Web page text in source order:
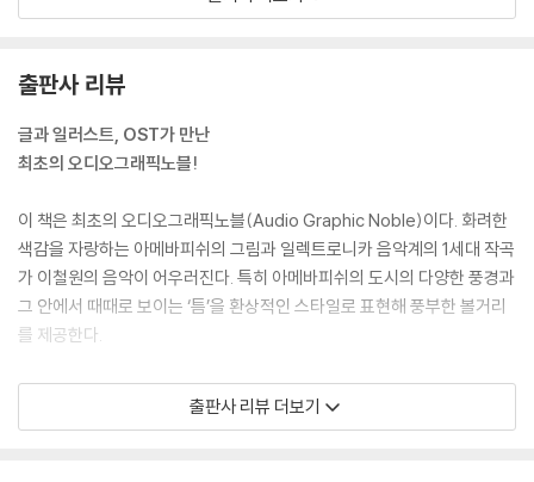
소심하다는 것은 상처가 많다는 것이다.
미연에 그것을 방지한다
--- p.80
고민과 질문 : 내가 지금 왜 이렇게 괴롭지?
정답 : 들켰을까 봐!
고민과 질문 : 뭘?
고민과 질문 : 그럼 이제 날 싫어하겠지?
정답 : 가서 물어봐.
출판사 리뷰
글과 일러스트, OST가 만난
최초의 오디오그래픽노블!
이 책은 최초의 오디오그래픽노블(Audio Graphic Noble)이다. 화려한
색감을 자랑하는 아메바피쉬의 그림과 일렉트로니카 음악계의 1세대 작곡
가 이철원의 음악이 어우러진다. 특히 아메바피쉬의 도시의 다양한 풍경과
그 안에서 때때로 보이는 ‘틈’을 환상적인 스타일로 표현해 풍부한 볼거리
를 제공한다.
이철환이 작곡한 앨범 『고양이와 선인장』은 총 다섯 곡이 수록되어 있다.
QR코드를 통해 멜론 홈페이지에서 무료로 감상할 수 있다. 정해진 순서와
출판사 리뷰 더보기